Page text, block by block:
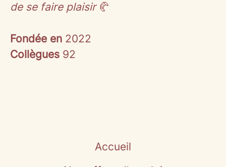
de se faire plaisir🥐
Fondée en 2022
Collègues 92
Accueil